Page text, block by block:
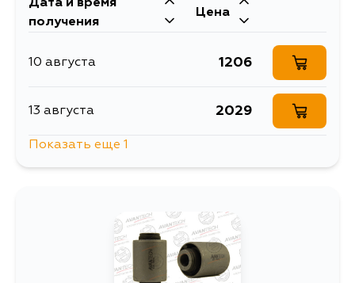
Дата и время
получения
Цена
10 августа 1206
13 августа 2029
Показать еще 1